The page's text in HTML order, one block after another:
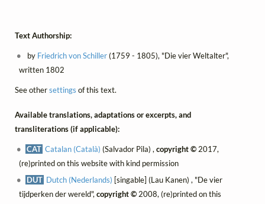
Text Authorship:
by Friedrich von Schiller(1759 - 1805), "Die vier Weltalter",
written 1802
See othersettings of this text.
Available translations, adaptations or excerpts, and
transliterations (if applicable):
CAT Catalan (Català) (Salvador Pila) ,copyright © 2017,
(re)printed on this website with kind permission
DUT Dutch (Nederlands) [singable] (Lau Kanen) , "De vier
tijdperken der wereld", copyright ©2008, (re)printed on this